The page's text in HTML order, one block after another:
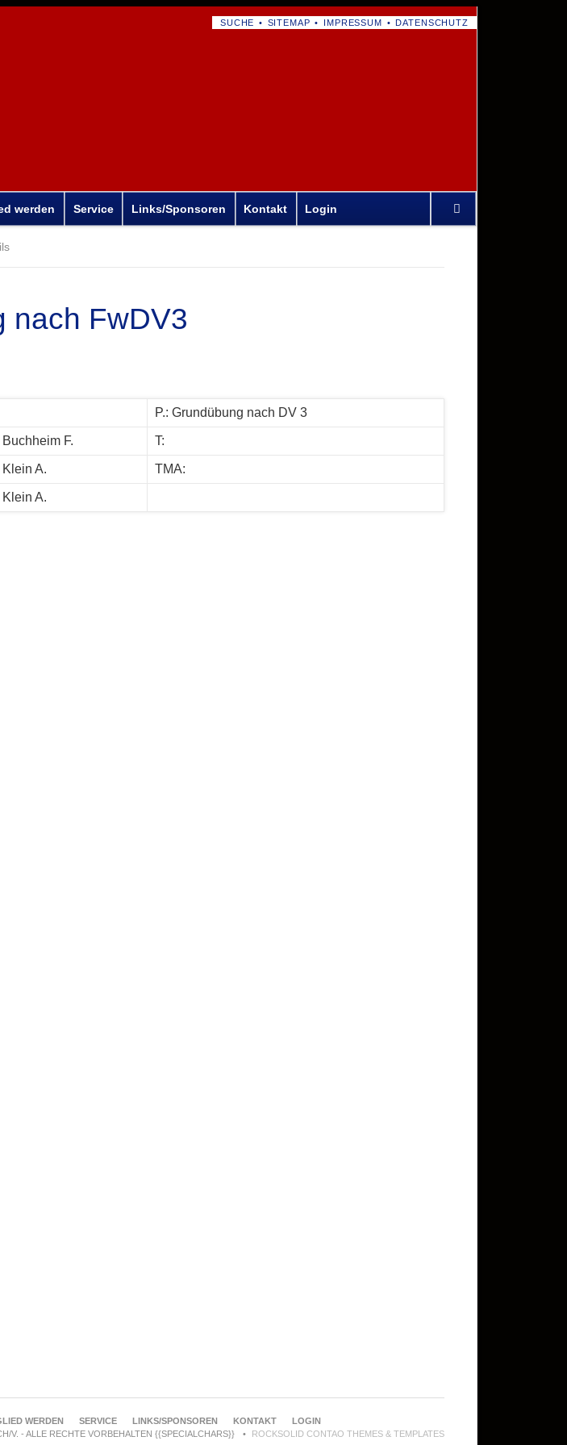
NAVIGATION
SUCHE SITEMAP IMPRESSUM DATENSCHUTZ
überspringen
werden Service Links/Sponsoren Kontakt Login
nach FwDV3
P.: Grundübung nach DV 3
Buchheim F. T:
Klein A. TMA:
Klein A.
WERDEN SERVICE LINKS/SPONSOREN KONTAKT
LOGIN
V. - ALLE RECHTE VORBEHALTEN {{SPECIALCHARS}}
ROCKSOLID CONTAO THEMES & TEMPLATES